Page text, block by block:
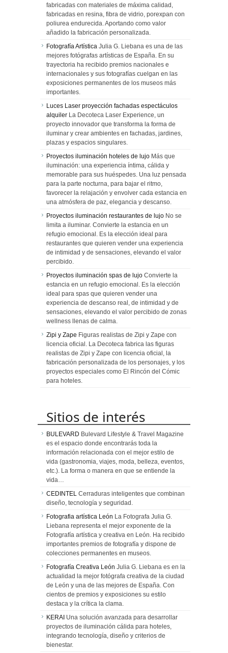
fabricadas con materiales de máxima calidad,
fabricadas en resina, fibra de vidrio, porexpan con
poliurea endurecida. Aportando como valor
añadido la fabricación personalizada.
Fotografía Artística Julia G. Liebana es una de las
mejores fotógrafas artísticas de España. En su
trayectoria ha recibido premios nacionales e
internacionales y sus fotografías cuelgan en las
exposiciones permanentes de los museos más
importantes.
Luces Laser proyección fachadas espectáculos
alquiler La Decoteca Laser Experience, un
proyecto innovador que transforma la forma de
iluminar y crear ambientes en fachadas, jardines,
plazas y espacios singulares.
Proyectos iluminación hoteles de lujo Más que
iluminación: una experiencia íntima, cálida y
memorable para sus huéspedes. Una luz pensada
para la parte nocturna, para bajar el ritmo,
favorecer la relajación y envolver cada estancia en
una atmósfera de paz, elegancia y descanso.
Proyectos iluminación restaurantes de lujo No se
limita a iluminar. Convierte la estancia en un
refugio emocional. Es la elección ideal para
restaurantes que quieren vender una experiencia
de intimidad y de sensaciones, elevando el valor
percibido.
Proyectos iluminación spas de lujo Convierte la
estancia en un refugio emocional. Es la elección
ideal para spas que quieren vender una
experiencia de descanso real, de intimidad y de
sensaciones, elevando el valor percibido de zonas
wellness llenas de calma.
Zipi y Zape Figuras realistas de Zipi y Zape con
licencia oficial. La Decoteca fabrica las figuras
realistas de Zipi y Zape con licencia oficial, la
fabricación personalizada de los personajes, y los
proyectos especiales como El Rincón del Cómic
para hoteles.
Sitios de interés
BULEVARD Bulevard Lifestyle & Travel Magazine
es el espacio donde encontrarás toda la
información relacionada con el mejor estilo de
vida (gastronomia, viajes, moda, belleza, eventos,
etc.). La forma o manera en que se entiende la
vida…
CEDINTEL Cerraduras inteligentes que combinan
diseño, tecnología y seguridad.
Fotografia artística León La Fotografa Julia G.
Liebana representa el mejor exponente de la
Fotografía artística y creativa en León. Ha recibido
importantes premios de fotografía y dispone de
colecciones permanentes en museos.
Fotografía Creativa León Julia G. Liebana es en la
actualidad la mejor fotógrafa creativa de la ciudad
de León y una de las mejores de España. Con
cientos de premios y exposiciones su estilo
destaca y la crítica la clama.
KERAI Una solución avanzada para desarrollar
proyectos de iluminación cálida para hoteles,
integrando tecnología, diseño y criterios de
bienestar.